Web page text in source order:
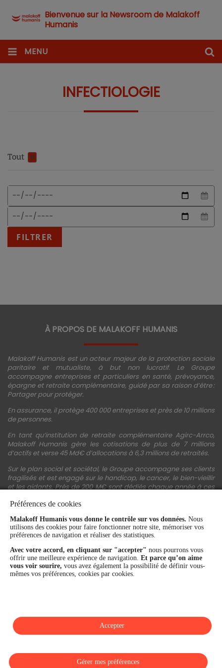
Bienvenue sur la Newsroom de Malakoff
Humanis
MENU
INFECTIOLOGIE
Tout 0
Date
début
Date
Format
date
attendu
:
JJ/MM/AAAA
FILTRER
À PROPOS DE MALAKOFF HUMANIS
Malakoff Humanis est un acteur majeur de la protection sociale
paritaire et mutualiste, à but non lucratif. Le Groupe
accompagne entreprises et particuliers en santé, prévoyance,
épargne et retraite complémentaire, guidé par sa raison d’être :
Partager pour protéger.
En assurance, il protège 400 000 entreprises et près de 10 millions
de personnes.
En tant qu’institution de retraite complémentaire Agirc-Arrco,
Malakoff Humanis gère les cotisations de plus de 7 millions
d’actifs et verse 45 Md€ d’allocations à 6,3 millions de retraités.
Sur le plan social et sociétal, le Groupe accompagne ses clients
fragilisés et est engagé sur le handicap, le cancer, le bien-vieillir
et les aidants. Près de 200 M€ sont dédiés chaque année à ces
financière et la performance du Groupe sont confirmées par une
notation A+ attribuée depuis 4 ans par S&P Global Ratings et
Fitch Ratings. Sur les plans extra-financiers, Malakoff Humanis
figure parmi les 2% des entreprises les mieux notées au monde
en matière de critères RSE (Ecovadis, niveau Gold - 81/100 en
2026). Enfin, Malakoff Humanis est certifié Top Employer France
par le Top Employers Institute depuis 3 ans.
Préférences de cookies
Malakoff Humanis vous donne le contrôle sur vos données. Nous
utilisons des cookies pour faire fonctionner notre site, mémoriser vos
préférences de navigation et réaliser des statistiques.
Avec votre accord, en cliquant sur "accepter" nous pourrons vous
offrir une meilleure expérience de navigation. Et parce qu’on aime
vous voir sourire, vous avez également la possibilité de définir vous-
mêmes vos préférences, cookies par cookies.
Gérer mes préférences
Accepter